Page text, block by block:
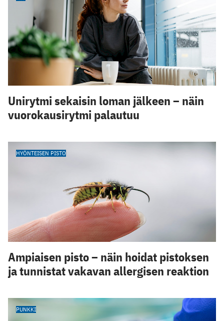
Unirytmi sekaisin loman jälkeen – näin
vuorokausirytmi palautuu
HYÖNTEISEN PISTO
Ampiaisen pisto – näin hoidat pistoksen
ja tunnistat vakavan allergisen reaktion
PUNKKI